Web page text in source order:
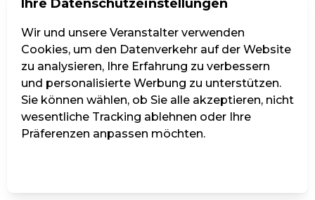
man sich dem Trubel und der Hektik der
Vorweihnachtszeit entziehen kann, um sich wieder
auf das Wesentliche zu besinnen.
Weiterlesen
Kat. 1 - Vollpreis
Ihre Datenschutzeinstellungen
Wir und unsere Veranstalter verwenden
Cookies, um den Datenverkehr auf der Website
zu analysieren, Ihre Erfahrung zu verbessern
und personalisierte Werbung zu unterstützen.
Sie können wählen, ob Sie alle akzeptieren, nicht
wesentliche Tracking ablehnen oder Ihre
Präferenzen anpassen möchten.